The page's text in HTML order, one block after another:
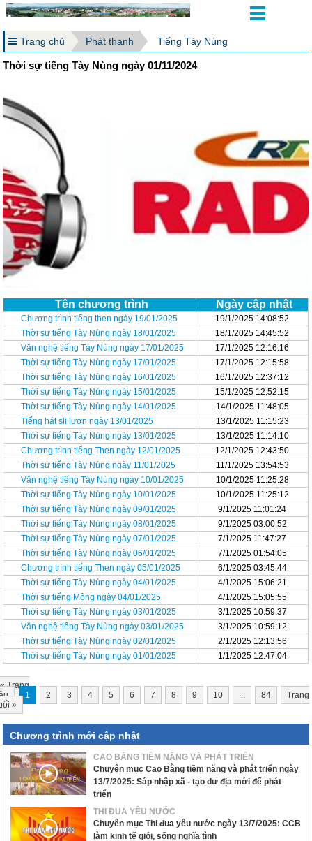
Trang chủ Phát thanh Tiếng Tày Nùng
Thời sự tiếng Tày Nùng ngày 01/11/2024
Tên chương trình Ngày cập nhật
Chương trình tiếng then ngày 19/01/2025
19/1/2025 14:08:52
Thời sự tiếng Tày Nùng ngày 18/01/2025
18/1/2025 14:45:52
Văn nghệ tiếng Tày Nùng ngày 17/01/2025
17/1/2025 12:16:16
Thời sự tiếng Tày Nùng ngày 17/01/2025
17/1/2025 12:15:58
Thời sự tiếng Tày Nùng ngày 16/01/2025
16/1/2025 12:37:12
Thời sự tiếng Tày Nùng ngày 15/01/2025
15/1/2025 12:52:15
Thời sự tiếng Tày Nùng ngày 14/01/2025
14/1/2025 11:48:05
Tiếng hát sli lượn ngày 13/01/2025
13/1/2025 11:15:23
Thời sự tiếng Tày Nùng ngày 13/01/2025
13/1/2025 11:14:10
Chương trình tiếng Then ngày 12/01/2025
12/1/2025 12:43:50
Thời sự tiếng Tày Nùng ngày 11/01/2025
11/1/2025 13:54:53
Văn nghệ tiếng Tày Nùng ngày 10/01/2025
10/1/2025 11:25:28
Thời sự tiếng Tày Nùng ngày 10/01/2025
10/1/2025 11:25:12
Thời sự tiếng Tày Nùng ngày 09/01/2025
9/1/2025 11:01:24
Thời sự tiếng Tày Nùng ngày 08/01/2025
9/1/2025 03:00:52
Thời sự tiếng Tày Nùng ngày 07/01/2025
7/1/2025 11:47:27
Thời sự tiếng Tày Nùng ngày 06/01/2025
7/1/2025 01:54:05
Chương trình tiếng Then ngày 05/01/2025
6/1/2025 03:45:44
Thời sự tiếng Tày Nùng ngày 04/01/2025
4/1/2025 15:06:21
Thời sự tiếng Mông ngày 04/01/2025
4/1/2025 15:05:55
Thời sự tiếng Tày Nùng ngày 03/01/2025
3/1/2025 10:59:37
Văn nghệ tiếng Tày Nùng ngày 03/01/2025
3/1/2025 10:59:12
Thời sự tiếng Tày Nùng ngày 02/01/2025
2/1/2025 12:13:56
Thời sự tiếng Tày Nùng ngày 01/01/2025
1/1/2025 12:47:04
«Trang
1 2 3 4 5 6 7 8 9 10 ... 84
Trang
»
Chương trình mới cập nhật
CAO BẰNG TIỀM NĂNG VÀ PHÁT TRIỂN
Chuyên mục Cao Bằng tiềm năng và phát triển ngày
13/7/2025: Sáp nhập xã - tạo dư địa mới để phát
triển
THI ĐUA YÊU NƯỚC
Chuyên mục Thi đua yêu nước ngày 13/7/2025: CCB
làm kinh tế giỏi, sống nghĩa tình